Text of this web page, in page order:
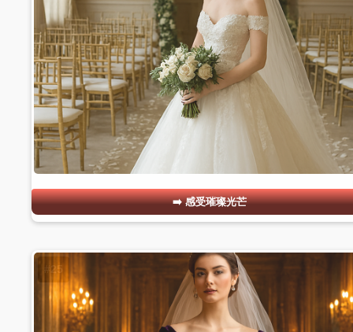
感受璀璨光芒
#25